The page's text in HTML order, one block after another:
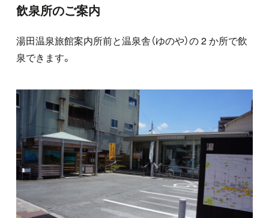
飲泉所のご案内
湯田温泉旅館案内所前と温泉舎（ゆのや）の 2 か所で飲
泉できます。